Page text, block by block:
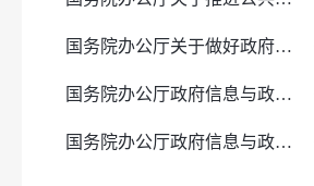
国务院办公厅关于做好政府信息依申请公开工作的意见
国务院办公厅政府信息与政务公开办公室关于政府信息公开处理决定送达问题的解释
国务院办公厅政府信息与政务公开办公室关于明确政府信息公开与业务查询事项界限的解释